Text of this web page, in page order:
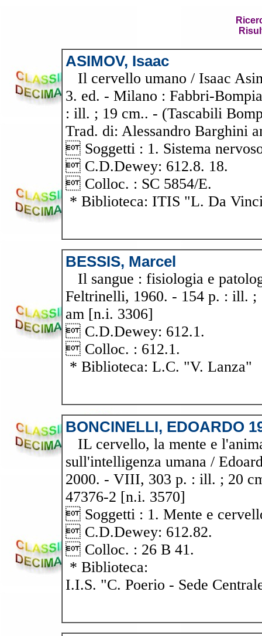
ASIMOV, Isaac
Il cervello umano / Isaac
3. ed. - Milano : Fabbri-
: ill. ; 19 cm.. - (Tascabili
Trad. di: Alessandro Barghini
 Soggetti : 1. Sistema
 C.D.Dewey: 612.8. 18.
 Colloc. : SC 5854/E.
* Biblioteca: ITIS "L. Da
BESSIS, Marcel
Il sangue : fisiologia e
Feltrinelli, 1960. - 154 p. : ill. ;
am [n.i. 3306]
 C.D.Dewey: 612.1.
 Colloc. : 612.1.
* Biblioteca: L.C. "V. Lanza"
BONCINELLI, EDOARDO
IL cervello, la mente e
sull'intelligenza umana /
2000. - VIII, 303 p. : ill. ; 20
47376-2 [n.i. 3570]
 Soggetti : 1. Mente e
 C.D.Dewey: 612.82.
 Colloc. : 26 B 41.
* Biblioteca:
I.I.S. "C. Poerio - Sede